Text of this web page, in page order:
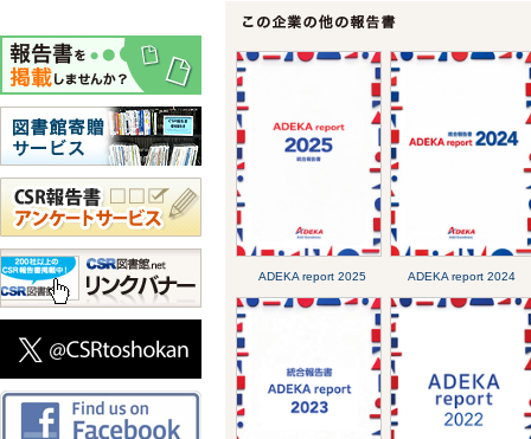
ADEKA report 2025 ADEKA report 2024